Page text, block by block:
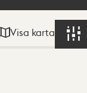
Visa karta